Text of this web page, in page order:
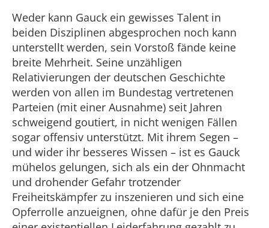
Weder kann Gauck ein gewisses Talent in
beiden Disziplinen abgesprochen noch kann
unterstellt werden, sein Vorstoß fände keine
breite Mehrheit. Seine unzähligen
Relativierungen der deutschen Geschichte
werden von allen im Bundestag vertretenen
Parteien (mit einer Ausnahme) seit Jahren
schweigend goutiert, in nicht wenigen Fällen
sogar offensiv unterstützt. Mit ihrem Segen –
und wider ihr besseres Wissen – ist es Gauck
mühelos gelungen, sich als ein der Ohnmacht
und drohender Gefahr trotzender
Freiheitskämpfer zu inszenieren und sich eine
Opferrolle anzueignen, ohne dafür je den Preis